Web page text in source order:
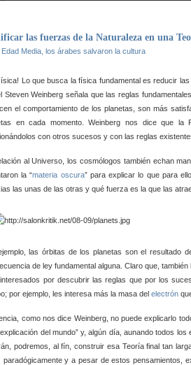
las fuerzas de la Naturaleza en una
Edad Media, los árabes salvaron la cultura
Lo que busca la física fundamental es reducir
Steven Weinberg señala que las reglas
el comportamiento de los planetas, son más
en cada momento. Weinberg nos dice que la
con otros sucesos y con las reglas
al Universo, los cosmólogos también echan
la “materia oscura” para explicar lo que para
las unas de las otras y qué fuerza es la que las
las órbitas de los planetas son el resultado
de ley fundamental alguna. Claro que,
por descubrir las reglas que por los
por ejemplo, les interesa más la masa del electrón
como nos dice Weinberg, no puede explicarlo
explicación del mundo” y, algún día, aunando todos
podremos, al fín, construir esa Teoría final tan
paradógicamente y a pesar de estos pensamientos,